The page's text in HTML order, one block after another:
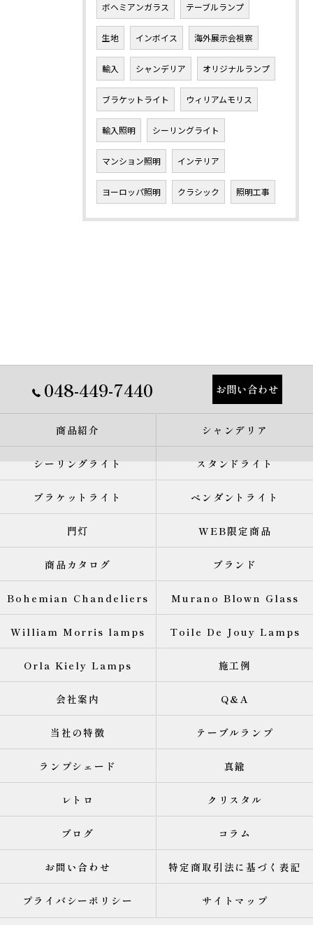
ボヘミアンガラス テーブルランプ
生地 インボイス 海外展示会視察
輸入 シャンデリア オリジナルランプ
ブラケットライト ウィリアムモリス
輸入照明 シーリングライト
マンション照明 インテリア
ヨーロッパ照明 クラシック 照明工事
048-449-7440 お問い合わせ
商品紹介 シャンデリア
シーリングライト スタンドライト
ブラケットライト ペンダントライト
門灯 WEB限定商品
商品カタログ ブランド
Bohemian Chandeliers Murano Blown Glass
William Morris lamps Toile De Jouy Lamps
Orla Kiely Lamps 施工例
会社案内 Q&A
当社の特徴 テーブルランプ
ランプシェード 真鍮
レトロ クリスタル
ブログ コラム
お問い合わせ 特定商取引法に基づく表記
プライバシーポリシー サイトマップ